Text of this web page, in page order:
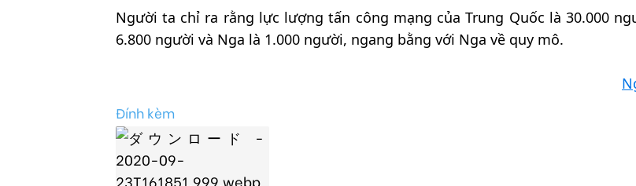
Người ta chỉ ra rằng lực lượng tấn công mạng của Trung Quốc là 30.000
6.800 người và Nga là 1.000 người, ngang bằng với Nga về quy mô.
Đính kèm